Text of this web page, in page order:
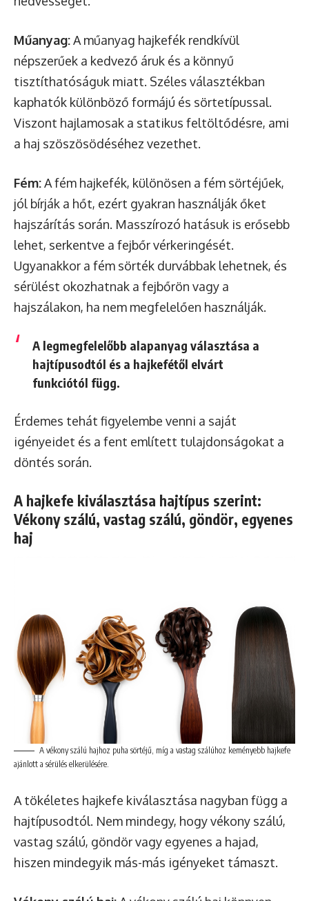
Műanyag:A műanyag hajkefék rendkívül
népszerűek a kedvező áruk és a könnyű
tisztíthatóságuk miatt. Széles választékban
kaphatók különböző formájú és sörtetípussal.
Viszont hajlamosak a statikus feltöltődésre, ami
a haj szöszösödéséhez vezethet.
Fém:A fém hajkefék, különösen a fém sörtéjűek,
jól bírják a hőt, ezért gyakran használják őket
hajszárítás során. Masszírozó hatásuk is erősebb
lehet, serkentve a fejbőr vérkeringését.
Ugyanakkor a fém sörték durvábbak lehetnek, és
sérülést okozhatnak a fejbőrön vagy a
hajszálakon, ha nem megfelelően használják.
A legmegfelelőbb alapanyag választása a
hajtípusodtól és a hajkefétől elvárt
funkciótól függ.
Érdemes tehát figyelembe venni a saját
igényeidet és a fent említett tulajdonságokat a
döntés során.
A hajkefe kiválasztása hajtípus szerint:
Vékony szálú, vastag szálú, göndör, egyenes
haj
A vékony szálú hajhoz puha sörtéjű, míg a vastag szálúhoz keményebb hajkefe
ajánlott a sérülés elkerülésére.
A tökéletes hajkefe kiválasztása nagyban függ a
hajtípusodtól. Nem mindegy, hogy vékony szálú,
vastag szálú, göndör vagy egyenes a hajad,
hiszen mindegyik más-más igényeket támaszt.